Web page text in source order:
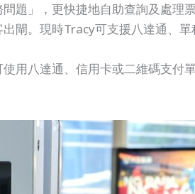
題」，更快捷地自助查詢及處理
閘。現時Tracy可支援八達通、
用八達通、信用卡或二維碼支付